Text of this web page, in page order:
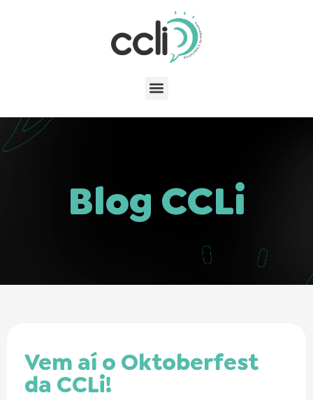
Blog CCLi
Vem aí o Oktoberfest
da CCLi!